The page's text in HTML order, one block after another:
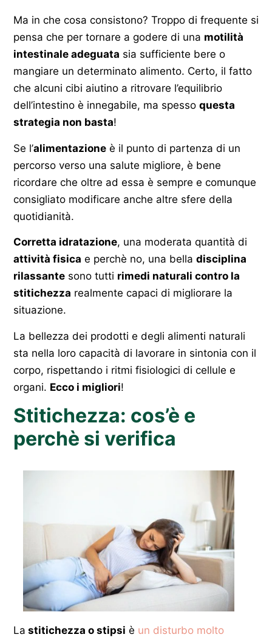
Ma in che cosa consistono? Troppo di frequente si
pensa che per tornare a godere di una motilità
intestinale adeguata sia sufficiente bere o
mangiare un determinato alimento. Certo, il fatto
che alcuni cibi aiutino a ritrovare l’equilibrio
dell’intestino è innegabile, ma spesso questa
strategia non basta!
Se l’alimentazione è il punto di partenza di un
percorso verso una salute migliore, è bene
ricordare che oltre ad essa è sempre e comunque
consigliato modificare anche altre sfere della
quotidianità.
Corretta idratazione, una moderata quantità di
attività fisica e perchè no, una bella disciplina
rilassante sono tutti rimedi naturali contro la
stitichezza realmente capaci di migliorare la
situazione.
La bellezza dei prodotti e degli alimenti naturali
sta nella loro capacità di lavorare in sintonia con il
corpo, rispettando i ritmi fisiologici di cellule e
organi. Ecco i migliori!
Stitichezza: cos’è e
perchè si verifica
La stitichezza o stipsi è un disturbo molto